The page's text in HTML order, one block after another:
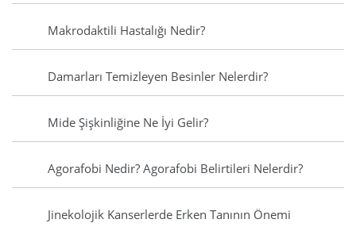
Makrodaktili Hastalığı Nedir?
Damarları Temizleyen Besinler Nelerdir?
Mide Şişkinliğine Ne İyi Gelir?
Agorafobi Nedir? Agorafobi Belirtileri Nelerdir?
Jinekolojik Kanserlerde Erken Tanının Önemi